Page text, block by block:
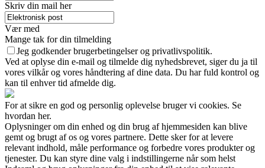
Skriv din mail her
Vær med
Mange tak for din tilmelding
Jeg godkender brugerbetingelser og privatlivspolitik.
Ved at oplyse din e-mail og tilmelde dig nyhedsbrevet, siger du ja til
vores vilkår og vores håndtering af dine data. Du har fuld kontrol og
kan til enhver tid afmelde dig.
For at sikre en god og personlig oplevelse bruger vi cookies. Se
hvordan her.
Oplysninger om din enhed og din brug af hjemmesiden kan blive
gemt og brugt af os og vores partnere. Dette sker for at levere
relevant indhold, måle performance og forbedre vores produkter og
tjenester. Du kan styre dine valg i indstillingerne når som helst